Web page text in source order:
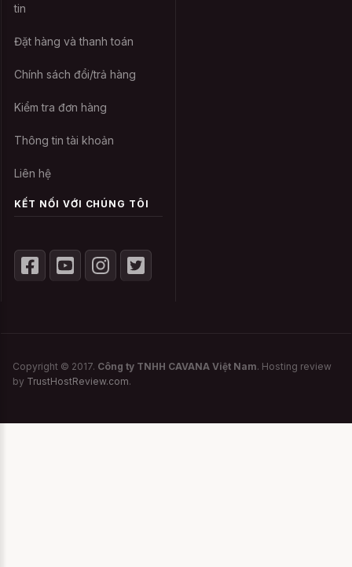
tin
Đặt hàng và thanh toán
Chính sách đổi/trả hàng
Kiểm tra đơn hàng
Thông tin tài khoản
Liên hệ
KẾT NỐI VỚI CHÚNG TÔI
Copyright © 2017. Công ty TNHH CAVANA Việt Nam. Hosting review
by TrustHostReview.com.